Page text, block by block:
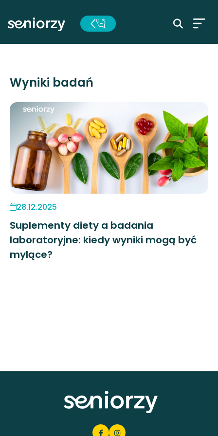
Wyniki badań
28.12.2025
Suplementy diety a badania
laboratoryjne: kiedy wyniki mogą być
mylące?